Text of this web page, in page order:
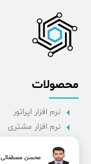
محصولات
نرم افزار اپراتور
نرم افزار مشتری
نرم افزار راننده
محسن مصطفائی